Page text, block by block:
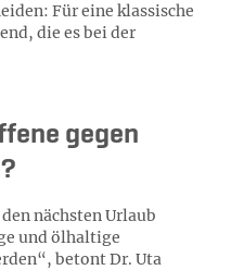
Für eine klassische
die es bei der
gegen
nächsten Urlaub
und ölhaltige
betont Dr. Uta